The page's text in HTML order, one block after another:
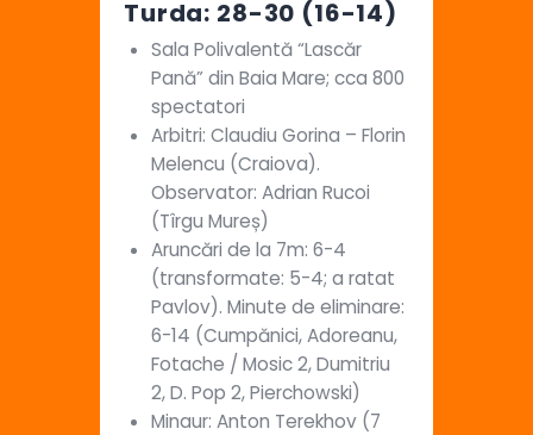
Turda: 28-30 (16-14)
Sala Polivalentă “Lascăr
Pană” din Baia Mare; cca 800
spectatori
Arbitri: Claudiu Gorina – Florin
Melencu (Craiova).
Observator: Adrian Rucoi
(Tîrgu Mureș)
Aruncări de la 7m: 6-4
(transformate: 5-4; a ratat
Pavlov). Minute de eliminare:
6-14 (Cumpănici, Adoreanu,
Fotache / Mosic 2, Dumitriu
2, D. Pop 2, Pierchowski)
Minaur: Anton Terekhov (7